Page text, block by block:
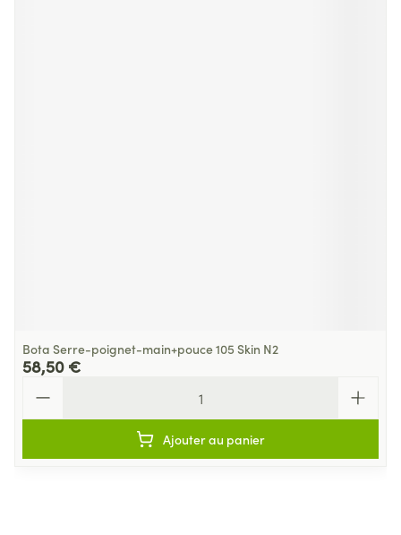
Bota Serre-poignet-main+pouce 105 Skin N2
58,50 €
Ajouter au panier